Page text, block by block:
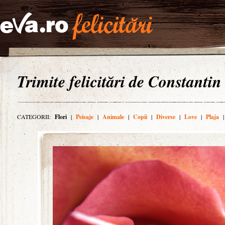
Trimite felicitări de
CATEGORII: Flori | Peisaje | Animale | Copii | Diverse | Love | Plaja |